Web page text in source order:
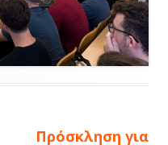
Next
Πρόσκληση για